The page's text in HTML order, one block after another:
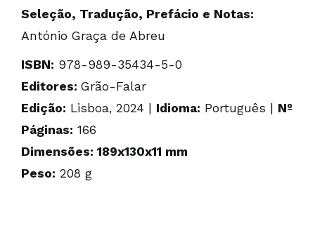
Seleção, Tradução, Prefácio e Notas:
António Graça de Abreu
ISBN: 978-989-35434-5-0
Editores: Grão-Falar
Edição: Lisboa, 2024 | Idioma: Português | Nº
Páginas: 166
Dimensões: 189x130x11 mm
Peso: 208 g